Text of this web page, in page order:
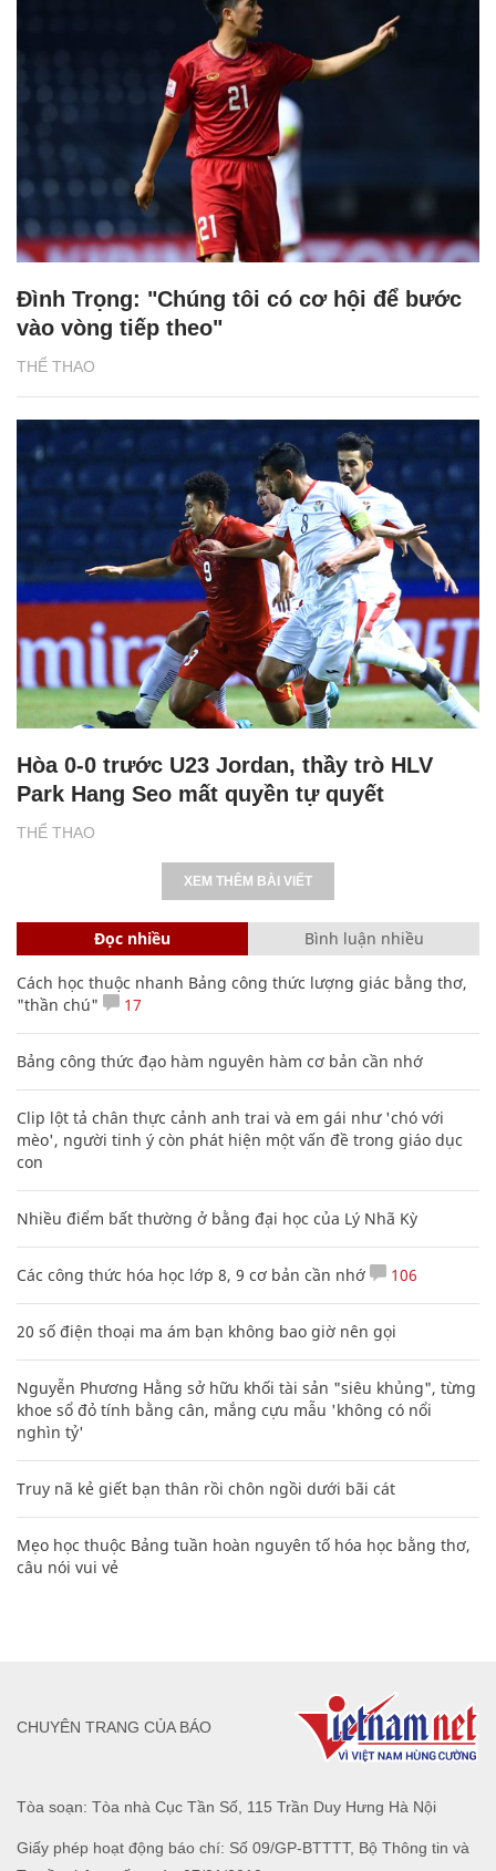
THỂ THAO
Đình Trọng: "Chúng tôi có cơ hội để bước
vào vòng tiếp theo"
THỂ THAO
Hòa 0-0 trước U23 Jordan, thầy trò HLV
Park Hang Seo mất quyền tự quyết
XEM THÊM BÀI VIẾT
Đọc nhiều Bình luận nhiều
Cách học thuộc nhanh Bảng công thức lượng giác bằng thơ,
"thần chú"
17
Bảng công thức đạo hàm nguyên hàm cơ bản cần nhớ
Clip lột tả chân thực cảnh anh trai và em gái như 'chó với
mèo', người tinh ý còn phát hiện một vấn đề trong giáo dục
con
Nhiều điểm bất thường ở bằng đại học của Lý Nhã Kỳ
Các công thức hóa học lớp 8, 9 cơ bản cần nhớ 106
20 số điện thoại ma ám bạn không bao giờ nên gọi
Nguyễn Phương Hằng sở hữu khối tài sản "siêu khủng", từng
khoe sổ đỏ tính bằng cân, mắng cựu mẫu 'không có nổi
nghìn tỷ'
Truy nã kẻ giết bạn thân rồi chôn ngồi dưới bãi cát
Mẹo học thuộc Bảng tuần hoàn nguyên tố hóa học bằng thơ,
câu nói vui vẻ
Tòa soạn: Tòa nhà Cục Tần Số, 115 Trần Duy Hưng Hà Nội
Giấy phép hoạt động báo chí: Số 09/GP-BTTTT, Bộ Thông tin và
CHUYÊN TRANG CỦA BÁO